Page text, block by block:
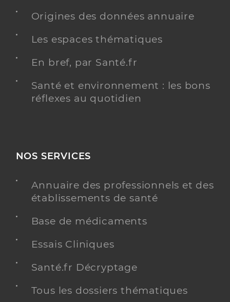
Origines des données annuaire
Les espaces thématiques
En bref, par Santé.fr
Santé et environnement : les bons
réflexes au quotidien
NOS SERVICES
Annuaire des professionnels et des
établissements de santé
Base de médicaments
Essais Cliniques
Santé.fr Décryptage
Tous les dossiers thématiques